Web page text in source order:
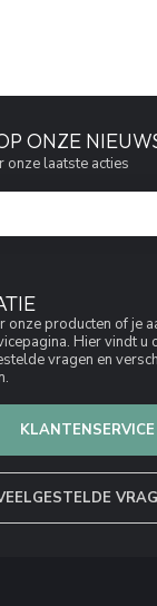
onze producten of je
Hier vindt u
vragen en
KLANTENSERVICE
ONZE
onze laatste acties